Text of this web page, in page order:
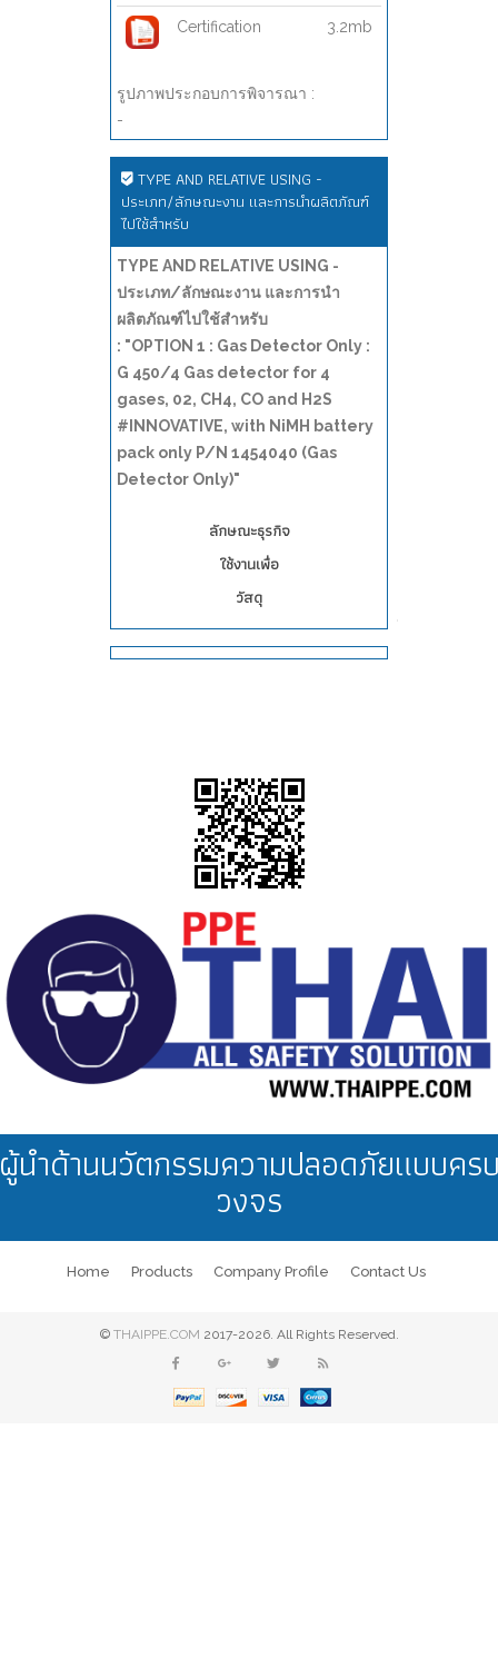
Certification 3.2mb
รูปภาพประกอบการพิจารณา :
-
TYPE AND RELATIVE USING -
ประเภท/ลักษณะงาน และการนำผลิตภัณฑ์
ไปใช้สำหรับ
TYPE AND RELATIVE USING -
ประเภท/ลักษณะงาน และการนำ
ผลิตภัณฑ์ไปใช้สำหรับ
: "OPTION 1 : Gas Detector Only :
G 450/4 Gas detector for 4
gases, 02, CH4, CO and H2S
#INNOVATIVE, with NiMH battery
pack only P/N 1454040 (Gas
Detector Only)"
ลักษณะธุรกิจ
ใช้งานเพื่อ
วัสดุ
นำด้านนวัตกรรมความปลอดภัยแบบคร
วงจร
Home Products Company Profile Contact Us
© THAIPPE.COM 2017-2026. All Rights Reserved.